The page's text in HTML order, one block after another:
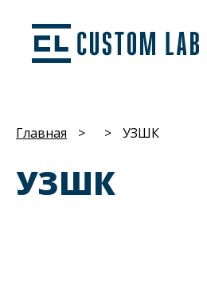
Главная > > УЗШК
УЗШК